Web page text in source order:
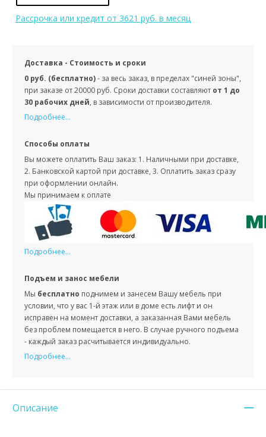
Рассрочка или кредит от 3621 руб. в месяц
Доставка - Стоимость и сроки
0 руб. (бесплатно)- за весь заказ, в пределах "синей зоны",
при заказе от 20000 руб. Сроки доставки составляют от 1 до
30 рабочих дней, в зависимости от производителя.
Подробнее...
Способы оплаты
Вы можете оплатить Ваш заказ: 1. Наличными при доставке,
2. Банковской картой при доставке, 3. Оплатить заказ сразу
при оформлении онлайн.
Мы принимаем к оплате
Подробнее...
Подъем и занос мебели
Мы бесплатно поднимем и занесем Вашу мебель при
условии, что у вас 1-й этаж или в доме есть лифт и он
исправен на момент доставки, а заказанная Вами мебель
без проблем помещается в него. В случае ручного подъема
- каждый заказ расчитывается индивидуально.
Подробнее...
Описание